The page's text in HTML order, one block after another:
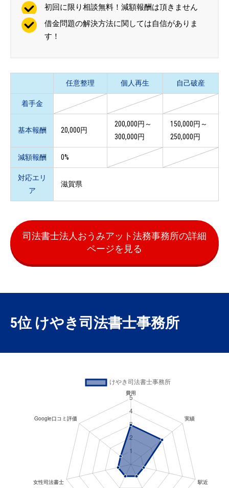
初回に限り相談無料！減額報酬は頂きません
借金問題の解決方法に関しては自信がありま
す！
任意整理 個人再生 自己破産
着手金
基本報酬 20,000円
200,000円～
300,000円
150,000円～
250,000円
減額報酬 0%
対応エリ
ア
滋賀県
司法書士法人おうみアット法務事務所の詳細
ページを見る
5位 けやき司法書士事務所